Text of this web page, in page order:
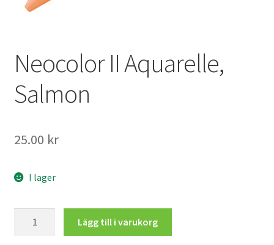
Neocolor II Aquarelle,
Salmon
25.00 kr
I lager
Lägg till i varukorg